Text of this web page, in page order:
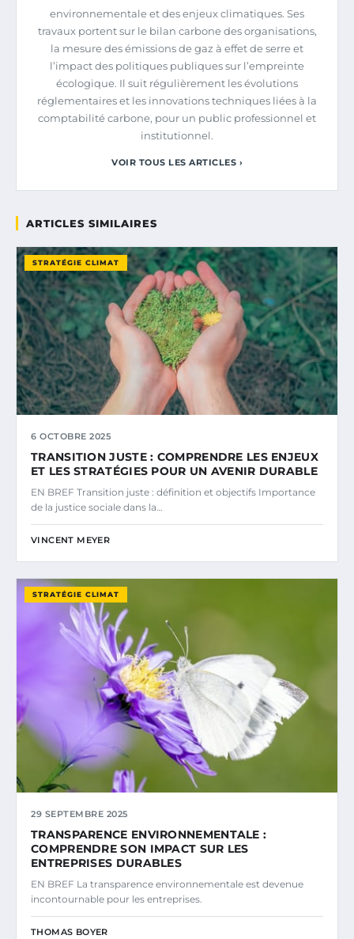
environnementale et des enjeux climatiques. Ses
travaux portent sur le bilan carbone des organisations,
la mesure des émissions de gaz à effet de serre et
l’impact des politiques publiques sur l’empreinte
écologique. Il suit régulièrement les évolutions
réglementaires et les innovations techniques liées à la
comptabilité carbone, pour un public professionnel et
institutionnel.
VOIR TOUS LES ARTICLES ›
ARTICLES SIMILAIRES
STRATÉGIE CLIMAT
6 OCTOBRE 2025
TRANSITION JUSTE : COMPRENDRE LES ENJEUX
ET LES STRATÉGIES POUR UN AVENIR DURABLE
EN BREF Transition juste : définition et objectifs Importance
de la justice sociale dans la…
VINCENT MEYER
STRATÉGIE CLIMAT
29 SEPTEMBRE 2025
TRANSPARENCE ENVIRONNEMENTALE :
COMPRENDRE SON IMPACT SUR LES
ENTREPRISES DURABLES
EN BREF La transparence environnementale est devenue
incontournable pour les entreprises.
THOMAS BOYER